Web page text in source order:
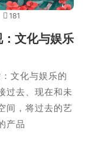
181
文化与娱乐
文化与娱乐的
过去、现在和未
间，将过去的艺
产品